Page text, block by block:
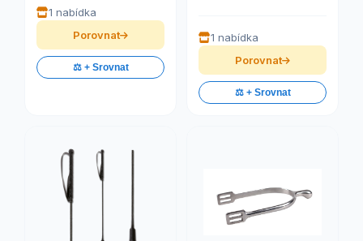
1 nabídka
Porovnat
⚖️ + Srovnat
1 nabídka
Porovnat
⚖️ + Srovnat